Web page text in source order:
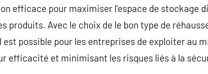
efficace pour maximiser l’espace de stockage
produits. Avec le choix de le bon type de
possible pour les entreprises de exploiter au
efficacité et minimisant les risques liés à la